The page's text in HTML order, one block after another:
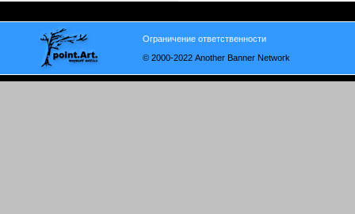
Ограничение ответственности
© 2000-2022 Another Banner Network